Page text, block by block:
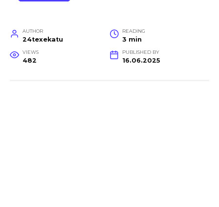
AUTHOR
24texekatu
READING
3 min
VIEWS
482
PUBLISHED BY
16.06.2025